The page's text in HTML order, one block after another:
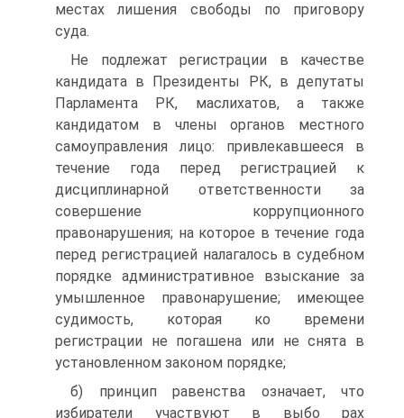
местах лишения свободы по приговору
суда.
Не подлежат регистрации в качестве
кандидата в Президенты РК, в депутаты
Парламента РК, маслихатов, а также
кандидатом в члены органов местного
самоуправления лицо: привлекавшееся в
течение года перед регистрацией к
дисциплинарной ответственности за
совершение коррупционного
правонарушения; на которое в течение года
перед регистрацией налагалось в судебном
порядке административное взыскание за
умышленное правонарушение; имеющее
судимость, которая ко времени
регистрации не погашена или не снята в
установленном законом порядке;
б) принцип равенства означает, что
избиратели участвуют в выбо рах